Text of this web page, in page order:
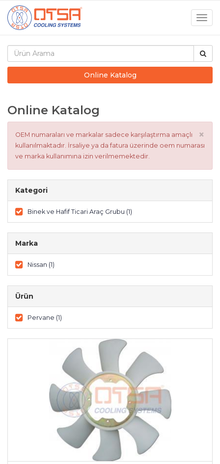
Online Katalog
Online Katalog
×
OEM numaraları ve markalar sadece karşılaştırma amaçlı
kullanılmaktadır. İrsaliye ya da fatura üzerinde oem numarası
ve marka kullanımına izin verilmemektedir.
Kategori
Binek ve Hafif Ticari Araç Grubu (1)
Marka
Nissan (1)
Ürün
Pervane (1)